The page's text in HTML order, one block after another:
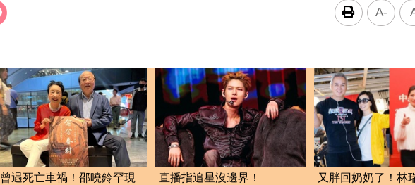
A-
曾遇死亡車禍！邵曉鈴罕現
直播指追星沒邊界！
又胖回奶奶了！林